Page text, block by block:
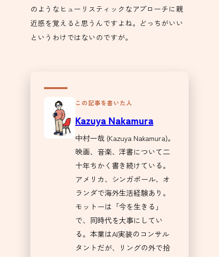
のようなヒューリスティックなアプローチに親
近感を覚えると思うんですよね。どっちがいい
というわけではないのですが。
この記事を書いた人
Kazuya Nakamura
中村一哉 (Kazuya Nakamura)。
映画、音楽、洋書について二
十年ちかく書き続けている。
アメリカ、シンガポール、オ
ランダで海外生活経験あり。
モットーは「今を生きる」
で、同時代を大事にしてい
る。本業はAI実装のコンサル
タントだが、リングの外で拾